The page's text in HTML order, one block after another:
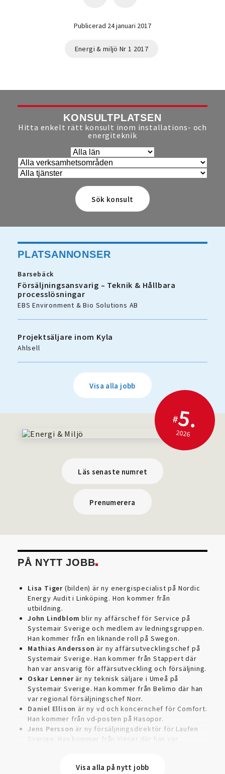
Publicerad 24 januari 2017
Energi & miljö Nr 1 2017
KONSULTPLATSEN
Hitta enkelt rätt konsult inom installations- och
energiteknik
PLATSANNONSER
Barsebäck
Försäljningsansvarig – Teknik & Hållbara
processlösningar
EBS Environment & Bio Solutions AB
Projektsäljare inom Kyla
Ahlsell
Visa alla jobb
#5.
2026
Läs senaste numret
Prenumerera
PÅ NYTT JOBB
Lisa Tiger (bilden) är ny energispecialist på Nordic
Energy Audit i Linköping. Hon kommer från
utbildning.
John Lindblom blir ny affärschef för Service på
Systemair Sverige och medlem av ledningsgruppen.
Han kommer från en liknande roll på Swegon.
Mathias Andersson är ny affärsutvecklingschef på
Systemair Sverige. Han kommer från Stappert där
han var ansvarig för affärsutveckling och försäljning.
Oskar Lennerär ny teknisk säljare i Umeå på
Systemair Sverige. Han kommer från Belimo där han
var regional försäljningschef Norr.
Daniel Ellison är ny vd och koncernchef för Comfort.
Han kommer från vd-posten på Hasopor.
Jens Persson är ny försäljningsdirektör för Laufen
Sverige. Han kommer från Vieser där han var
på Victoriahem. Han kommer från Aktea Energy i
Visa alla på nytt jobb